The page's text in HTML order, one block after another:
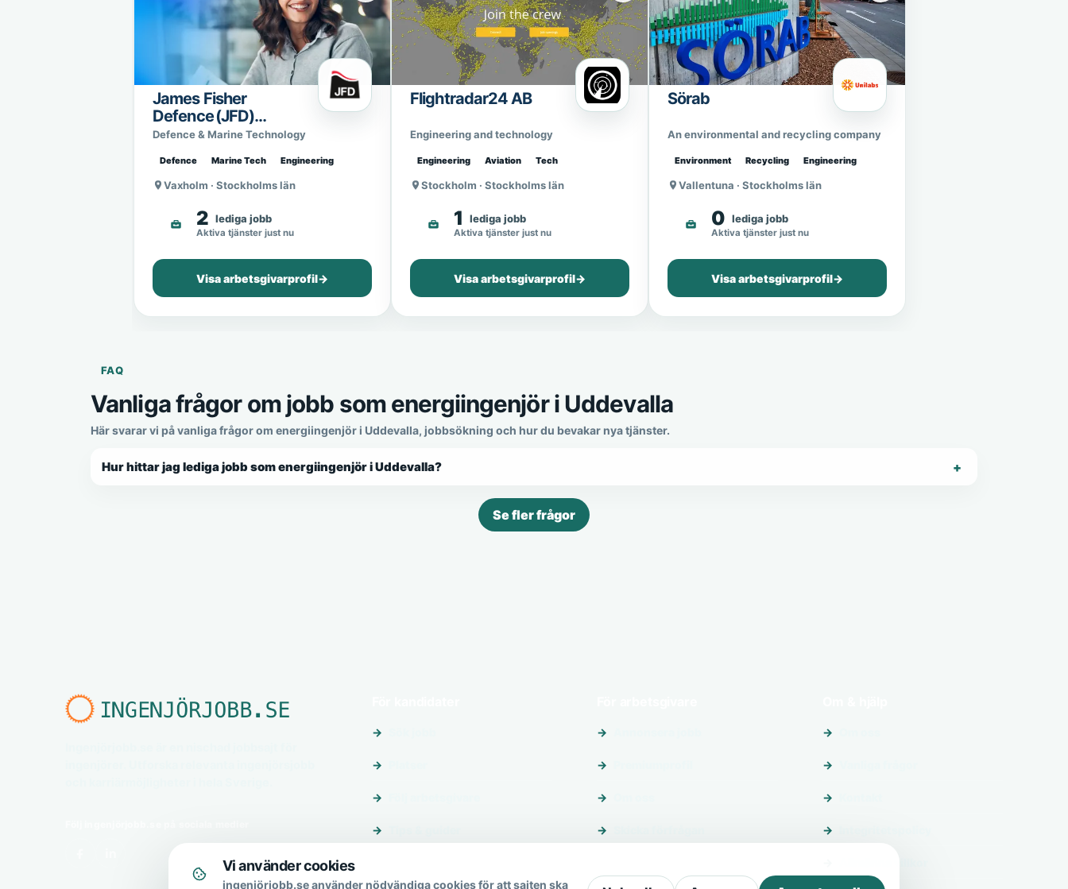
James Fisher
Defence (JFD)
Sweden
Defence & Marine Technology
Defence Marine Tech Engineering
Vaxholm · Stockholms län
2 lediga jobb
Aktiva tjänster just nu
Visa arbetsgivarprofil→
Flightradar24 AB
Engineering and technology
Engineering Aviation Tech
Stockholm · Stockholms län
1 lediga jobb
Aktiva tjänster just nu
Visa arbetsgivarprofil→
Sörab
An environmental and recycling company
Environment Recycling Engineering
Vallentuna · Stockholms län
0 lediga jobb
Aktiva tjänster just nu
Visa arbetsgivarprofil→
FAQ
Vanliga frågor om jobb som energiingenjör i Uddevalla
Här svarar vi på vanliga frågor om energiingenjör i Uddevalla, jobbsökning och hur du bevakar nya tjänster.
Hur hittar jag lediga jobb som energiingenjör i Uddevalla?
Se fler frågor
Vi använder cookies
ingenjörjobb.se använder nödvändiga cookies för att sajten ska